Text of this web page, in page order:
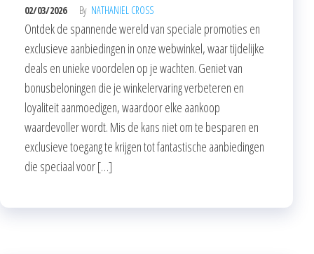
02/03/2026 By NATHANIEL CROSS
Ontdek de spannende wereld van speciale promoties en
exclusieve aanbiedingen in onze webwinkel, waar tijdelijke
deals en unieke voordelen op je wachten. Geniet van
bonusbeloningen die je winkelervaring verbeteren en
loyaliteit aanmoedigen, waardoor elke aankoop
waardevoller wordt. Mis de kans niet om te besparen en
exclusieve toegang te krijgen tot fantastische aanbiedingen
die speciaal voor […]